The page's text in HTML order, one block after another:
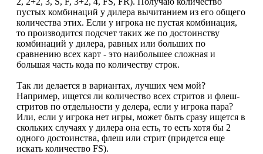
пустых комбинаций у дилера вычитанием из его общего
количества этих. Если у игрока не пустая комбинация,
то производится подсчет таких же по достоинству
комбинаций у дилера, равных или больших по
сравнению всех карт - это наибольшее сложная и
большая часть кода по количеству строк.
Так ли делаетcя в вариантах, лучших чем мой?
Например, ищется ли количество всех стритов и флеш-
стритов по отдельности у делера, если у игрока пара?
Или, если у игрока нет игры, может быть сразу ищется в
скольких случаях у дилера она есть, то есть хотя бы 2
одного достоинства, флеш или стрит (придется еще
искать количество FS).